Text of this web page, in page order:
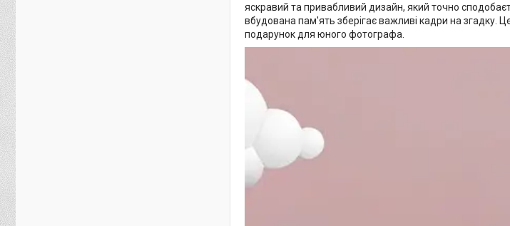
яскравий та привабливий дизайн, який точно
вбудована пам'ять зберігає важливі кадри на згадку.
подарунок для юного фотографа.